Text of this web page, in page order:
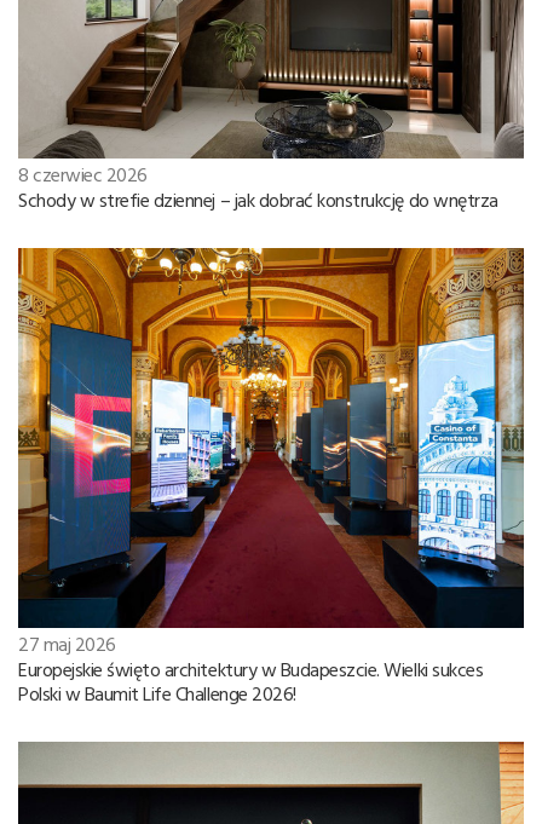
8 czerwiec 2026
Schody w strefie dziennej – jak dobrać konstrukcję do wnętrza
27 maj 2026
Europejskie święto architektury w Budapeszcie. Wielki sukces
Polski w Baumit Life Challenge 2026!